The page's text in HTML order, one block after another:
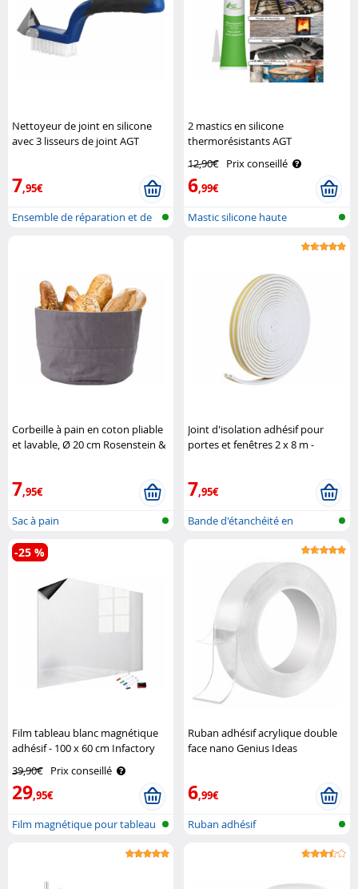
Nettoyeur de joint en silicone
avec 3 lisseurs de joint AGT
7,95€
Ensemble de réparation et de
2 mastics en silicone
thermorésistants AGT
12,90€ Prix conseillé
6,99€
Mastic silicone haute
Corbeille à pain en coton pliable
et lavable, Ø 20 cm Rosenstein &
7,95€
Sac à pain
Joint d'isolation adhésif pour
portes et fenêtres 2 x 8 m -
7,95€
Bande d'étanchéité en
Film tableau blanc magnétique
adhésif - 100 x 60 cm Infactory
39,90€ Prix conseillé
29,95€
-25 %
Film magnétique pour tableau
Ruban adhésif acrylique double
face nano Genius Ideas
6,99€
Ruban adhésif